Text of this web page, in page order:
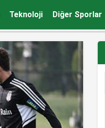
Teknoloji Diğer Sporlar